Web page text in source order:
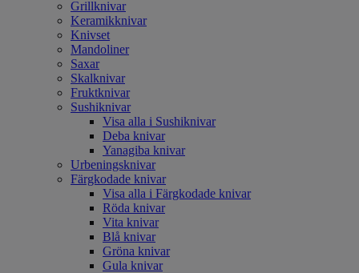
Grillknivar
Keramikknivar
Knivset
Mandoliner
Saxar
Skalknivar
Fruktknivar
Sushiknivar
Visa alla i Sushiknivar
Deba knivar
Yanagiba knivar
Urbeningsknivar
Färgkodade knivar
Visa alla i Färgkodade knivar
Röda knivar
Vita knivar
Blå knivar
Gröna knivar
Gula knivar